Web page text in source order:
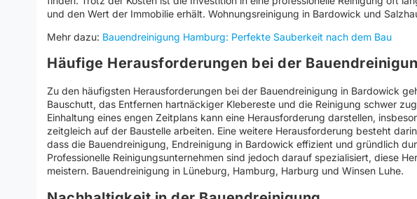
und den Wert der Immobilie erhält. Wohnungsreinigung in Bardowick und
Mehr dazu: Bauendreinigung Hamburg: Perfekte Sauberkeit nach dem Bau
Häufige Herausforderungen bei der
Zu den häufigsten Herausforderungen bei der Bauendreinigung in Bardowick
Bauschutt, das Entfernen hartnäckiger Klebereste und die Reinigung schwer
Einhaltung eines engen Zeitplans kann eine Herausforderung darstellen,
zeitgleich auf der Baustelle arbeiten. Eine weitere Herausforderung besteht
dass die Bauendreinigung, Endreinigung in Bardowick effizient und gründlich
Professionelle Reinigungsunternehmen sind jedoch darauf spezialisiert, diese
meistern. Bauendreinigung in Lüneburg, Hamburg, Harburg und Winsen Luhe.